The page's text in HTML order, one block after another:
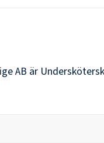
AB är